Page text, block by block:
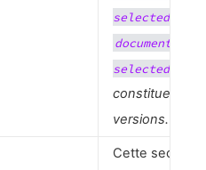
selected
documents-
selected
constituent
versions.
Cette section